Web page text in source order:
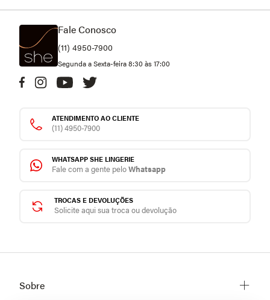
Fale Conosco
(11) 4950-7900
Segunda a Sexta-feira 8:30 às 17:00
ATENDIMENTO AO CLIENTE
(11) 4950-7900
WHATSAPP SHE LINGERIE
Fale com a gente peloWhatsapp
TROCAS E DEVOLUÇÕES
Solicite aqui sua troca ou devolução
Sobre